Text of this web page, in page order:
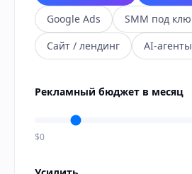
Google Ads
SMM под
Сайт / лендинг
AI-агенты
Рекламный бюджет в месяц
$0